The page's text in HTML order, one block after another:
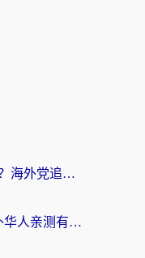
央视影音当前地区版权受限？海外党追剧看片的终极解决方案来了
交管12123国外能用吗？海外华人亲测有效的回国加速器选择指南